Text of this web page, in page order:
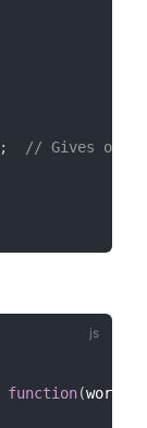
;
// Gives
function(worker